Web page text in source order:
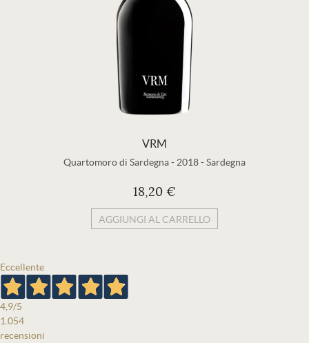
VRM
Quartomoro di Sardegna- 2018-Sardegna
18,20 €
AGGIUNGI AL CARRELLO
Eccellente
4,9/5
1.054
recensioni